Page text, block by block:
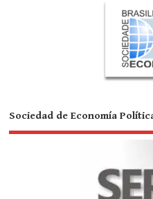
Sociedad de Economía